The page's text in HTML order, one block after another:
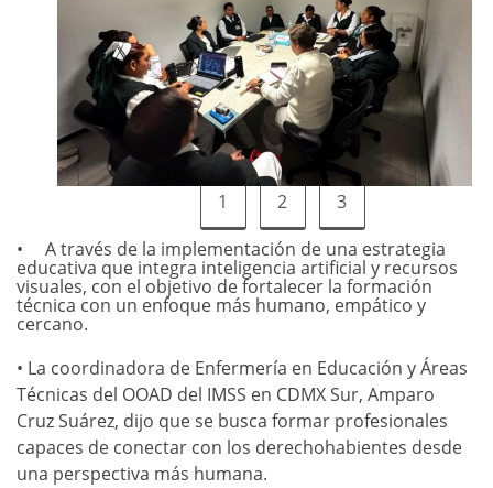
1 2
3
A través de la implementación de una estrategia
educativa que integra inteligencia artificial y recursos
visuales, con el objetivo de fortalecer la formación
técnica con un enfoque más humano, empático y
cercano.
• La coordinadora de Enfermería en Educación y Áreas
Técnicas del OOAD del IMSS en CDMX Sur, Amparo
Cruz Suárez, dijo que se busca formar profesionales
capaces de conectar con los derechohabientes desde
una perspectiva más humana.